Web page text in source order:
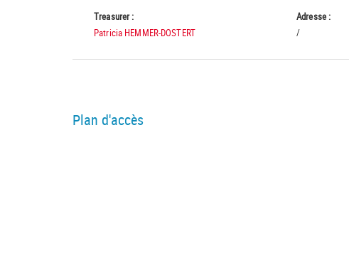
Treasurer :
Patricia HEMMER-DOSTERT
Adresse :
/
Plan d'accès